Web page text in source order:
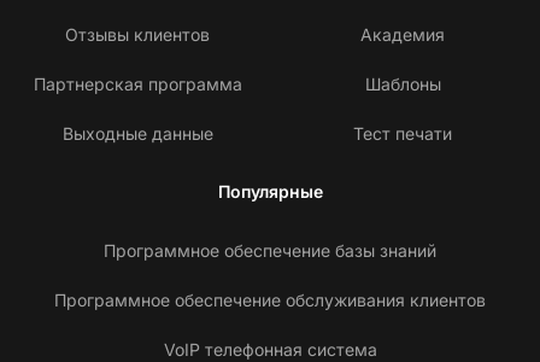
Отзывы клиентов
Партнерская программа
Выходные данные
Академия
Шаблоны
Тест печати
Популярные
Программное обеспечение базы знаний
Программное обеспечение обслуживания клиентов
VoIP телефонная система